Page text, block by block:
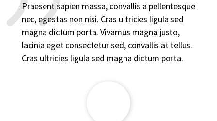
Praesent sapien massa, convallis a pellentesque
nec, egestas non nisi. Cras ultricies ligula sed
magna dictum porta. Vivamus magna justo,
lacinia eget consectetur sed, convallis at tellus.
Cras ultricies ligula sed magna dictum porta.